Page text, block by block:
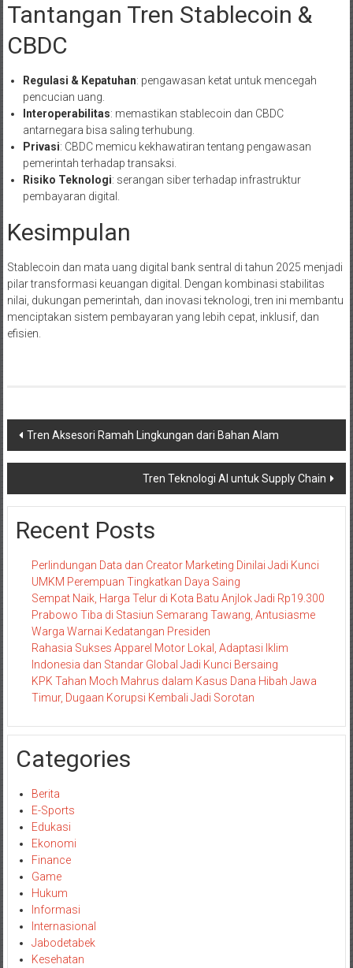
Tantangan Tren Stablecoin &
CBDC
Regulasi & Kepatuhan: pengawasan ketat untuk mencegah
pencucian uang.
Interoperabilitas: memastikan stablecoin dan CBDC
antarnegara bisa saling terhubung.
Privasi: CBDC memicu kekhawatiran tentang pengawasan
pemerintah terhadap transaksi.
Risiko Teknologi: serangan siber terhadap infrastruktur
pembayaran digital.
Kesimpulan
Stablecoin dan mata uang digital bank sentral di tahun 2025 menjadi
pilar transformasi keuangan digital. Dengan kombinasi stabilitas
nilai, dukungan pemerintah, dan inovasi teknologi, tren ini membantu
menciptakan sistem pembayaran yang lebih cepat, inklusif, dan
efisien.
Navigasi
pos
Tren Aksesori Ramah Lingkungan dari Bahan Alam
Tren Teknologi AI untuk Supply Chain
Recent Posts
Perlindungan Data dan Creator Marketing Dinilai Jadi Kunci
UMKM Perempuan Tingkatkan Daya Saing
Sempat Naik, Harga Telur di Kota Batu Anjlok Jadi Rp19.300
Prabowo Tiba di Stasiun Semarang Tawang, Antusiasme
Warga Warnai Kedatangan Presiden
Rahasia Sukses Apparel Motor Lokal, Adaptasi Iklim
Indonesia dan Standar Global Jadi Kunci Bersaing
KPK Tahan Moch Mahrus dalam Kasus Dana Hibah Jawa
Timur, Dugaan Korupsi Kembali Jadi Sorotan
Categories
Berita
E-Sports
Edukasi
Ekonomi
Finance
Game
Hukum
Informasi
Internasional
Jabodetabek
Kesehatan